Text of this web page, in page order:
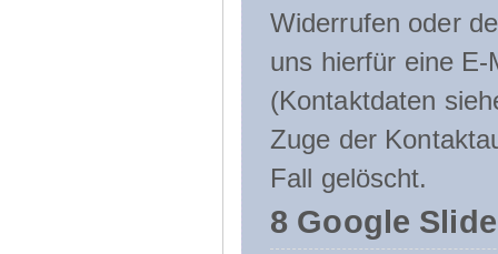
Widerrufen oder
uns hierfür eine
(Kontaktdaten
Zuge der
Fall gelöscht.
8 Google